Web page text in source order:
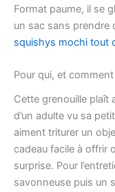
Format paume, il se
un sac sans prendre
squishys mochi tout
Pour qui, et
Cette grenouille plaît
d’un adulte vu sa
aiment triturer un
cadeau facile à offrir
surprise. Pour
savonneuse puis un